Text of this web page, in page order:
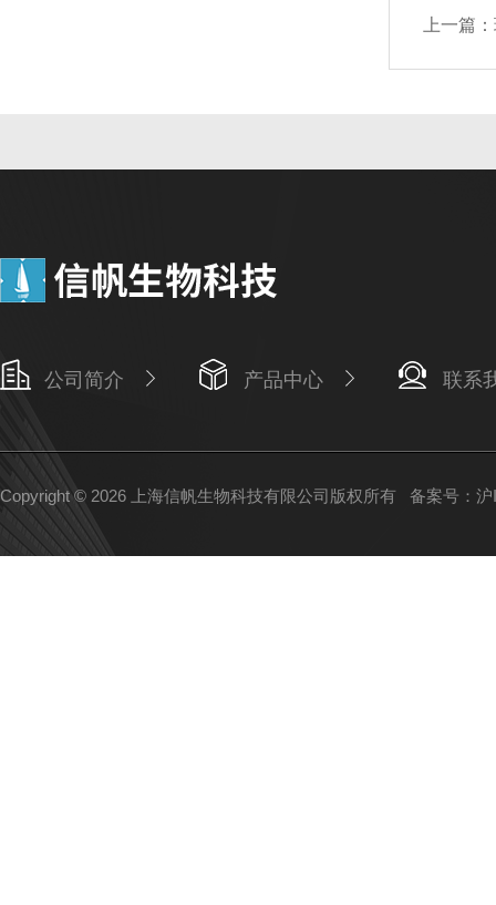
上一篇：
公司简介 产品中心 联系
Copyright © 2026 上海信帆生物科技有限公司版权所有 备案号：